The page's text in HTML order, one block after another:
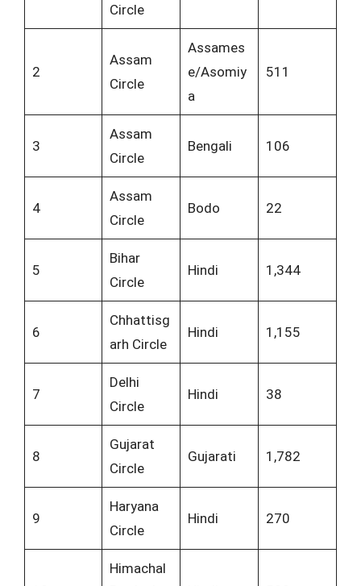
Circle
2
Assam
Circle
Assames
e/Asomiy
a
511
3
Assam
Circle
Bengali 106
4
Assam
Circle
Bodo 22
5
Bihar
Circle
Hindi 1,344
6
Chhattisg
arh Circle
Hindi 1,155
7
Delhi
Circle
Hindi 38
8
Gujarat
Circle
Gujarati 1,782
9
Haryana
Circle
Hindi 270
Himachal